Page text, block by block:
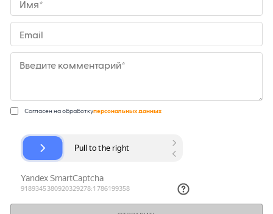
Имя*
Email
Введите комментарий*
Согласен на обработкуперсональных данных